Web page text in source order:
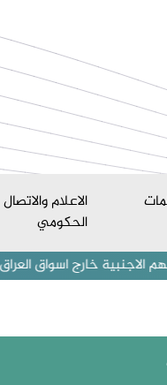
الاعلام والاتصال
الحكومي
العراق المالية